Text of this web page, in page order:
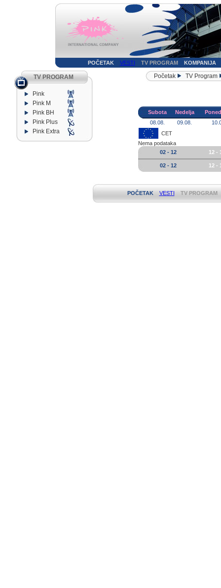
POČETAK VESTI TV PROGRAM KOMPANIJA
TV PROGRAM
Pink
Pink M
Pink BH
Pink Plus
Pink Extra
Početak TV Program
Subota Nedelja
08.08.
09.08.
CET
Nema podataka
02 - 12
12 -
02 - 12 12 -
POČETAK VESTI TV PROGRAM